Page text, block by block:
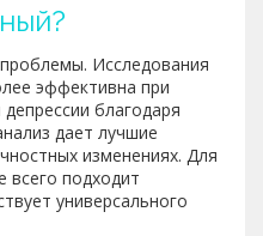
Исследования
эффективна при
благодаря
дает лучшие
изменениях. Для
всего подходит
универсального